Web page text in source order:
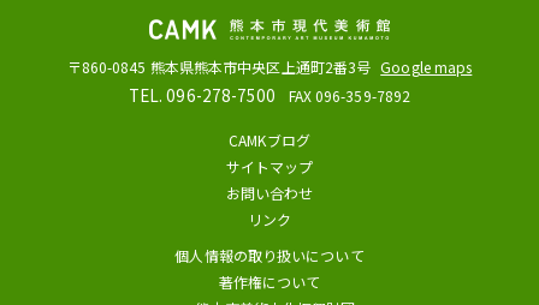
〒860-0845 熊本県熊本市中央区上通町2番3号 Google maps
TEL. 096-278-7500 FAX 096-359-7892
CAMKブログ
サイトマップ
お問い合わせ
リンク
個人情報の取り扱いについて
著作権について